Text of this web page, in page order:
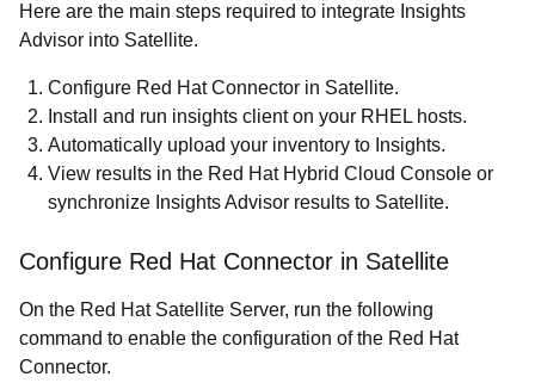
Here are the main steps required to integrate Insights
Advisor into Satellite.
Configure Red Hat Connector in Satellite.
Install and run insights client on your RHEL hosts.
Automatically upload your inventory to Insights.
View results in the Red Hat Hybrid Cloud Console or
synchronize Insights Advisor results to Satellite.
Configure Red Hat Connector in Satellite
On the Red Hat Satellite Server, run the following
command to enable the configuration of the Red Hat
Connector.